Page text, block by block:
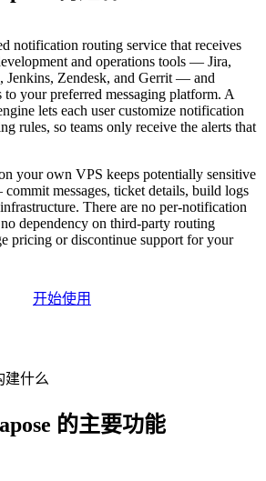
notification routing service that receives
and operations tools — Jira,
Jenkins, Zendesk, and Gerrit — and
to your preferred messaging platform. A
lets each user customize notification
rules, so teams only receive the alerts that
your own VPS keeps potentially sensitive
messages, ticket details, build logs
There are no per-notification
dependency on third-party routing
pricing or discontinue support for your
开始使用
的主要功能